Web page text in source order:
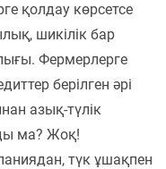
қолдау көрсетсе
шикілік бар
Фермерлерге
берілген әрі
азық-түлік
ма? Жоқ!
түк ұшақпен